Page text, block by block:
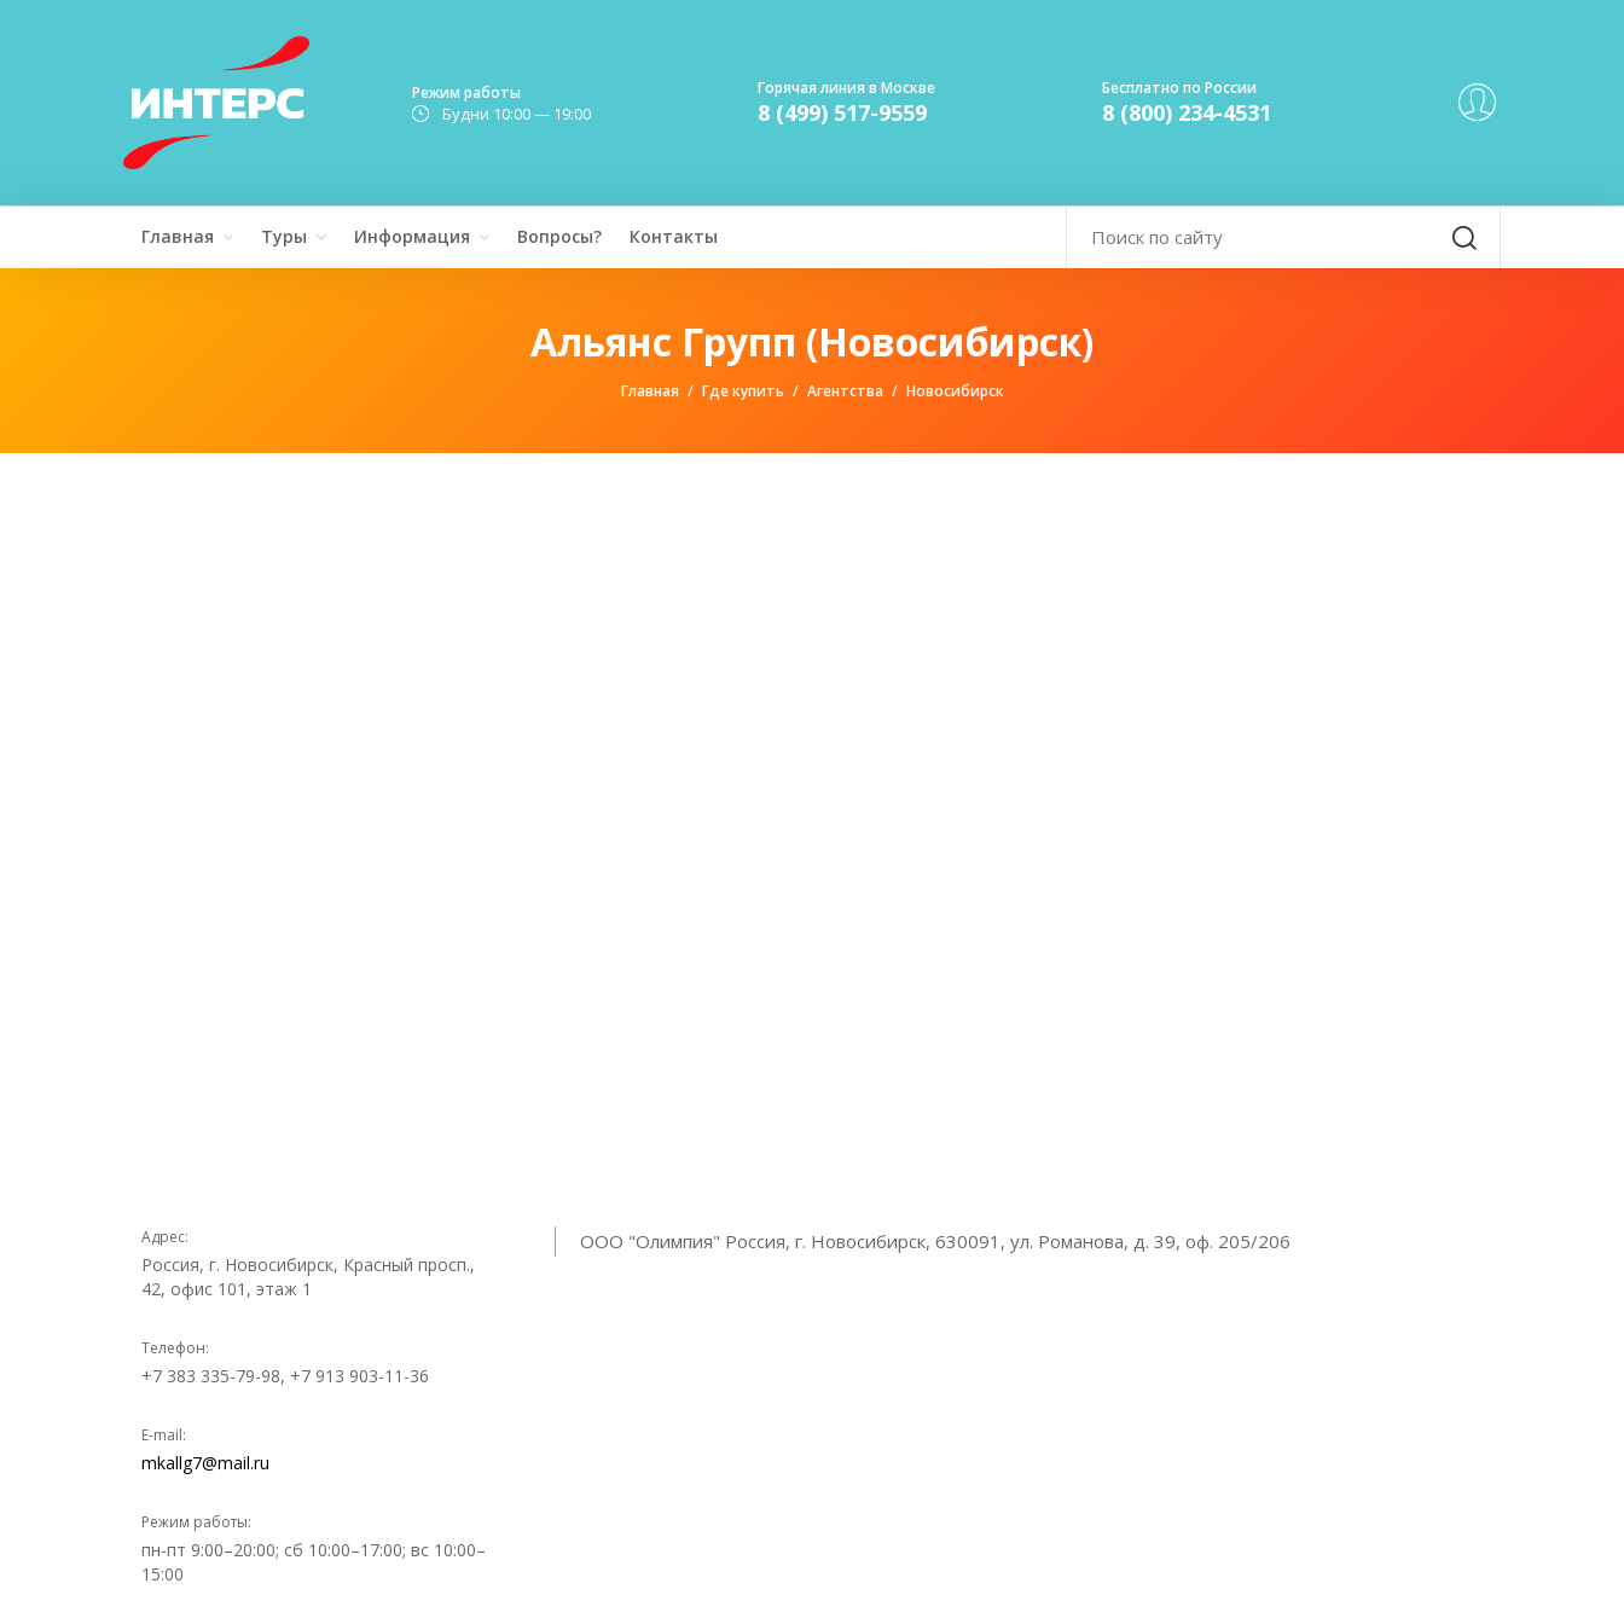
Режим работы
Будни 10:00 — 19:00
Горячая линия в Москве
8 (499) 517-9559
Бесплатно по России
8 (800) 234-4531
Главная Туры Информация Вопросы? Контакты
Альянс Групп (Новосибирск)
Главная Где купить Агентства Новосибирск
Адрес:
Россия, г. Новосибирск, Красный просп.,
42, офис 101, этаж 1
Телефон:
+7 383 335-79-98, +7 913 903-11-36
E-mail:
mkallg7@mail.ru
Режим работы:
пн-пт 9:00–20:00; сб 10:00–17:00; вс 10:00–
15:00
ООО "Олимпия" Россия, г. Новосибирск, 630091, ул. Романова, д. 39, оф. 205/206